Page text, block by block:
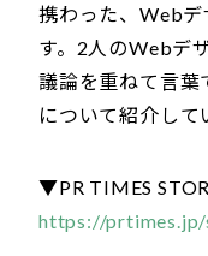
携わった、Web
す。2人のWebデ
議論を重ねて言葉
について紹介して
▼PR TIMES
https://